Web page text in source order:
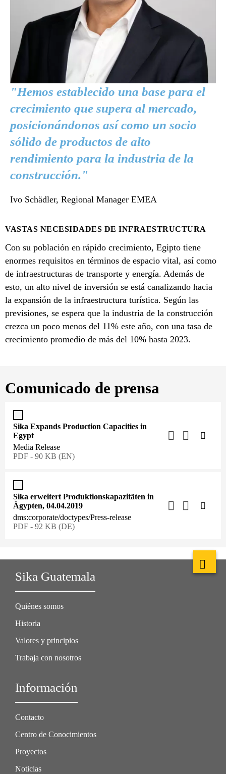
"Hemos establecido una base para el
crecimiento que supera al mercado,
posicionándonos así como un socio
sólido de productos de alto
rendimiento para la industria de la
construcción."
Ivo Schädler, Regional Manager EMEA
VASTAS NECESIDADES DE INFRAESTRUCTURA
Con su población en rápido crecimiento, Egipto tiene
enormes requisitos en términos de espacio vital, así como
de infraestructuras de transporte y energía. Además de
esto, un alto nivel de inversión se está canalizando hacia
la expansión de la infraestructura turística. Según las
previsiones, se espera que la industria de la construcción
crezca un poco menos del 11% este año, con una tasa de
crecimiento promedio de más del 10% hasta 2023.
Comunicado de prensa
Sika Expands Production Capacities in
Egypt
Media Release
PDF - 90 KB (EN)
Sika erweitert Produktionskapazitäten in
Ägypten, 04.04.2019
dms:corporate/doctypes/Press-release
PDF - 92 KB (DE)
Sika Guatemala
Quiénes somos
Historia
Valores y principios
Trabaja con nosotros
Información
Contacto
Centro de Conocimientos
Proyectos
Noticias